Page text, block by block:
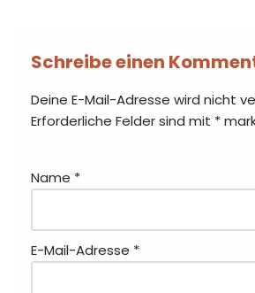
Schreibe einen
Deine E-Mail-Adresse wird nicht
Erforderliche Felder sind mit *
Name *
E-Mail-Adresse *